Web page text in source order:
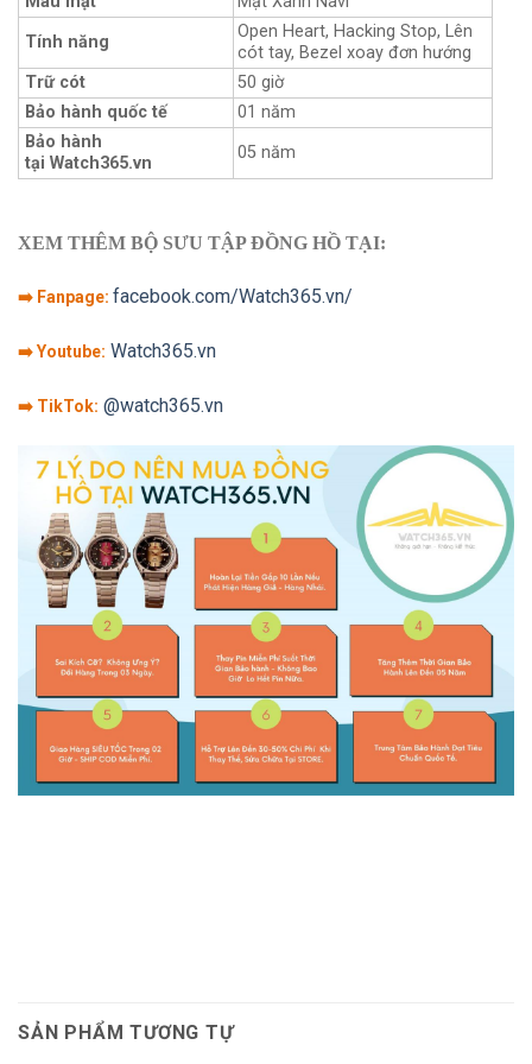
Tính năng
Open Heart, Hacking Stop, Lên
cót tay, Bezel xoay đơn hướng
Trữ cót
50 giờ
Bảo hành quốc tế
01 năm
Bảo hành
tại Watch365.vn
05 năm
XEM THÊM BỘ SƯU TẬP ĐỒNG HỒ TẠI:
➡️ Fanpage: facebook.com/Watch365.vn/
➡️ Youtube: Watch365.vn
➡️ TikTok: @watch365.vn
SẢN PHẨM TƯƠNG TỰ